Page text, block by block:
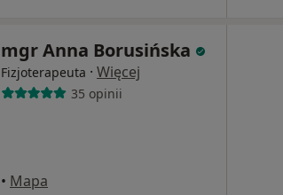
mgr Anna Borusińska
Fizjoterapeuta · Więcej
35 opinii
• Mapa